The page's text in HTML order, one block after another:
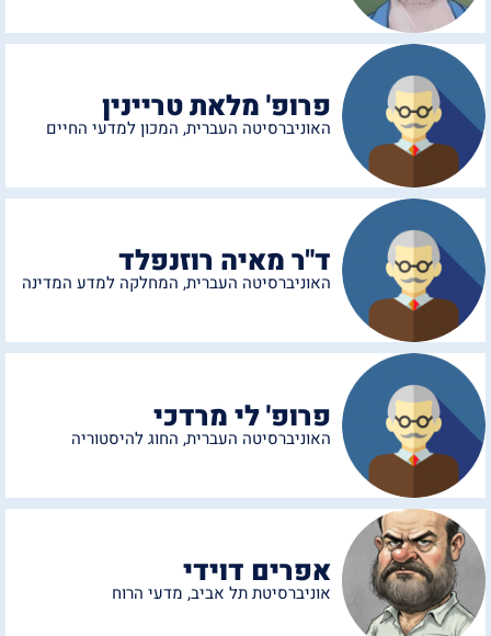
פרופ' מלאת טריינין
האוניברסיטה העברית, המכון למדעי החיים
ד"ר מאיה רוזנפלד
האוניברסיטה העברית, המחלקה למדע המדינה
פרופ' לי מרדכי
האוניברסיטה העברית, החוג להיסטוריה
אפרים דוידי
אוניברסיטת תל אביב, מדעי הרוח